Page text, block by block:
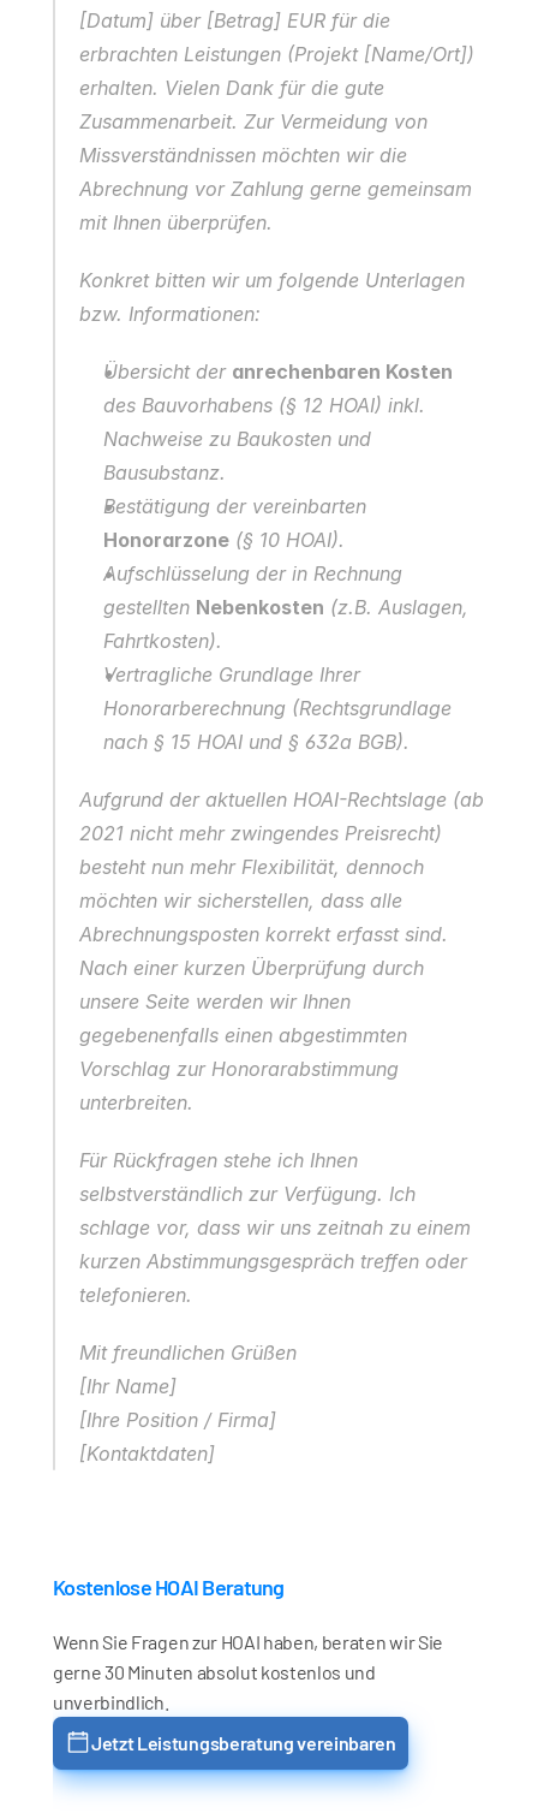
[Datum] über [Betrag] EUR für die
erbrachten Leistungen (Projekt [Name/Ort])
erhalten. Vielen Dank für die gute
Zusammenarbeit. Zur Vermeidung von
Missverständnissen möchten wir die
Abrechnung vor Zahlung gerne gemeinsam
mit Ihnen überprüfen.
Konkret bitten wir um folgende Unterlagen
bzw. Informationen:
Übersicht der anrechenbaren Kosten
des Bauvorhabens (§ 12 HOAI) inkl.
Nachweise zu Baukosten und
Bausubstanz.
Honorarzone (§ 10 HOAI).
Aufschlüsselung der in Rechnung
gestellten Nebenkosten (z.B. Auslagen,
Fahrtkosten).
Vertragliche Grundlage Ihrer
Honorarberechnung (Rechtsgrundlage
nach § 15 HOAI und § 632a BGB).
Aufgrund der aktuellen HOAI-Rechtslage (ab
2021 nicht mehr zwingendes Preisrecht)
besteht nun mehr Flexibilität, dennoch
möchten wir sicherstellen, dass alle
Abrechnungsposten korrekt erfasst sind.
Nach einer kurzen Überprüfung durch
unsere Seite werden wir Ihnen
gegebenenfalls einen abgestimmten
Vorschlag zur Honorarabstimmung
unterbreiten.
Für Rückfragen stehe ich Ihnen
selbstverständlich zur Verfügung. Ich
schlage vor, dass wir uns zeitnah zu einem
kurzen Abstimmungsgespräch treffen oder
telefonieren.
Mit freundlichen Grüßen
[Ihr Name]
[Ihre Position / Firma]
[Kontaktdaten]
Kostenlose HOAI Beratung
Wenn Sie Fragen zur HOAI haben, beraten wir Sie
gerne 30 Minuten absolut kostenlos und
unverbindlich.
Jetzt Leistungsberatung vereinbaren